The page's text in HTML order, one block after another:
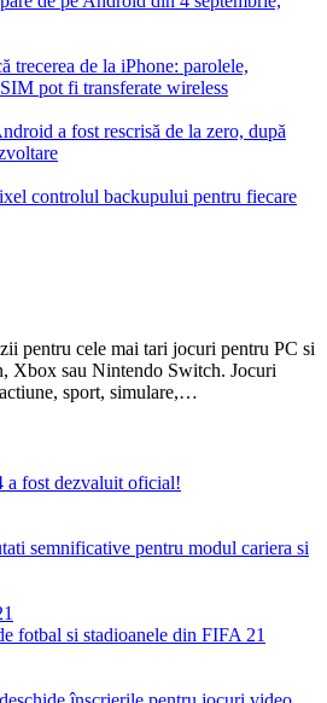
trecerea de la iPhone: parolele,
pot fi transferate wireless
a fost rescrisă de la zero, după
controlul backupului pentru fiecare
pentru cele mai tari jocuri pentru PC si
Xbox sau Nintendo Switch. Jocuri
sport, simulare,…
fost dezvaluit oficial!
semnificative pentru modul cariera si
fotbal si stadioanele din FIFA 21